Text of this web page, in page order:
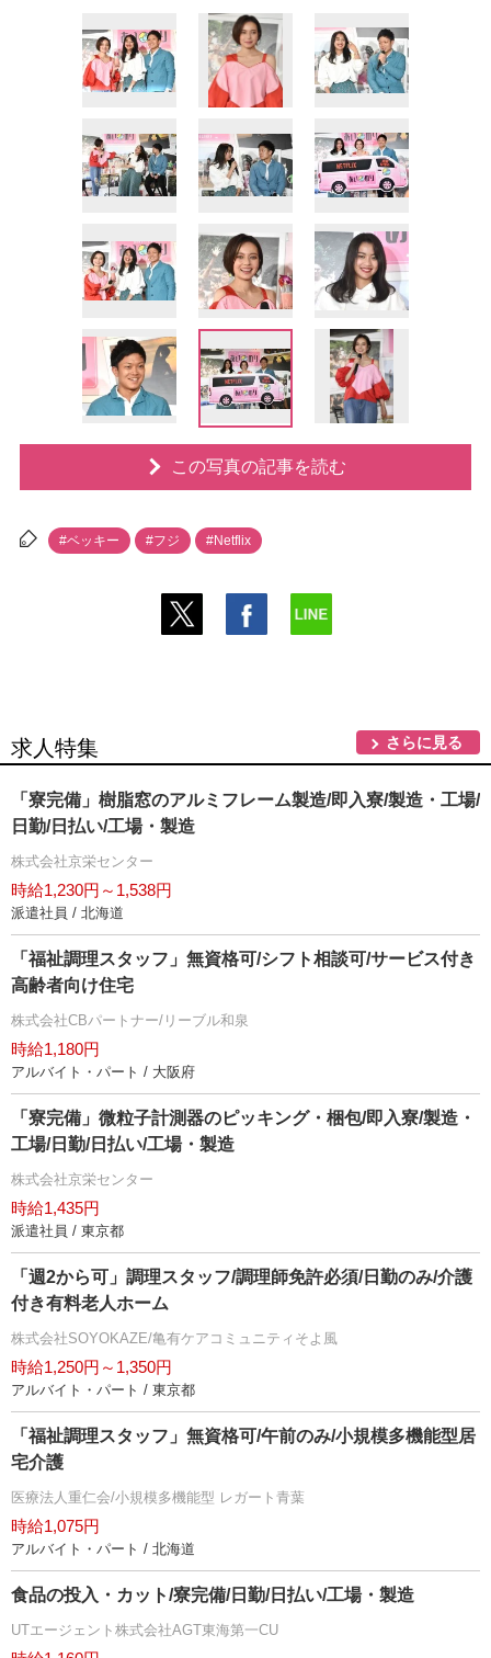
この写真の記事を読む
#ベッキー #フジ #Netflix
求人特集 さらに見る
「寮完備」樹脂窓のアルミフレーム製造/即入寮/製造・工場/
日勤/日払い/工場・製造
株式会社京栄センター
時給1,230円～1,538円
派遣社員 / 北海道
「福祉調理スタッフ」無資格可/シフト相談可/サービス付き
高齢者向け住宅
株式会社CBパートナー/リーブル和泉
時給1,180円
アルバイト・パート / 大阪府
「寮完備」微粒子計測器のピッキング・梱包/即入寮/製造・
工場/日勤/日払い/工場・製造
株式会社京栄センター
時給1,435円
派遣社員 / 東京都
「週2から可」調理スタッフ/調理師免許必須/日勤のみ/介護
付き有料老人ホーム
株式会社SOYOKAZE/亀有ケアコミュニティそよ風
時給1,250円～1,350円
アルバイト・パート / 東京都
「福祉調理スタッフ」無資格可/午前のみ/小規模多機能型居
宅介護
医療法人重仁会/小規模多機能型 レガート青葉
時給1,075円
アルバイト・パート / 北海道
食品の投入・カット/寮完備/日勤/日払い/工場・製造
UTエージェント株式会社AGT東海第一CU